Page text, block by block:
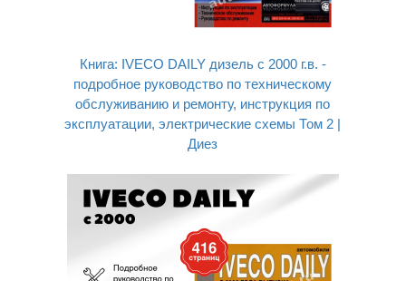
Книга: IVECO DAILY дизель с 2000 г.в. -
подробное руководство по техническому
обслуживанию и ремонту, инструкция по
эксплуатации, электрические схемы Том 2 |
Диез